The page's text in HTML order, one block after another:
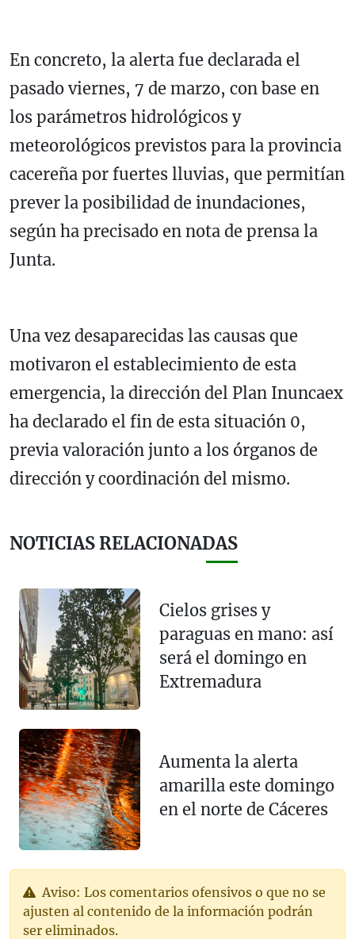
En concreto, la alerta fue declarada el
pasado viernes, 7 de marzo, con base en
los parámetros hidrológicos y
meteorológicos previstos para la provincia
cacereña por fuertes lluvias, que permitían
prever la posibilidad de inundaciones,
según ha precisado en nota de prensa la
Junta.
Una vez desaparecidas las causas que
motivaron el establecimiento de esta
emergencia, la dirección del Plan Inuncaex
ha declarado el fin de esta situación 0,
previa valoración junto a los órganos de
dirección y coordinación del mismo.
NOTICIAS RELACIONADAS
Cielos grises y
paraguas en mano: así
será el domingo en
Extremadura
Aumenta la alerta
amarilla este domingo
en el norte de Cáceres
Aviso: Los comentarios ofensivos o que no se
ajusten al contenido de la información podrán
ser eliminados.